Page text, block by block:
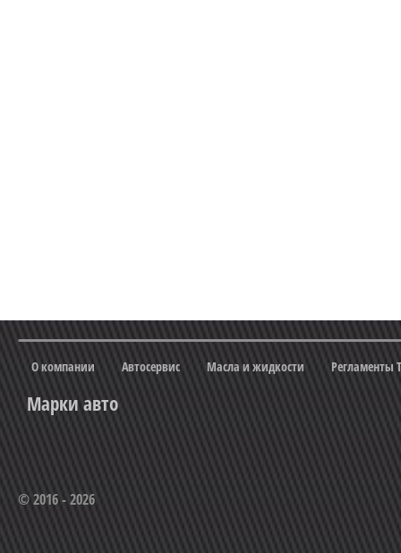
О компании Автосервис Масла и жидкости Регламенты
Марки авто
© 2016 - 2026